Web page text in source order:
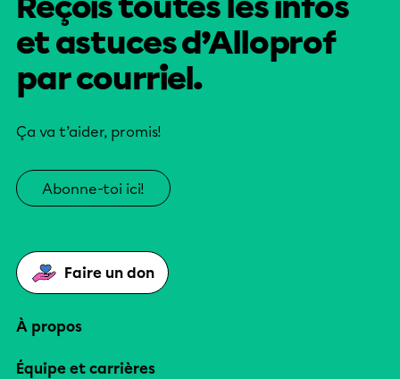
Reçois toutes les infos
et astuces d’Alloprof
par courriel.
Ça va t’aider, promis!
Abonne-toi ici!
Faire un don
À propos
Équipe et carrières